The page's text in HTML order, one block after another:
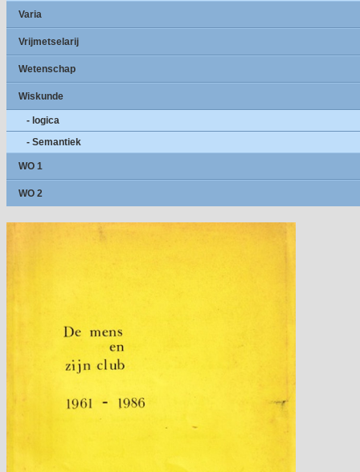
Varia
Vrijmetselarij
Wetenschap
Wiskunde
- logica
- Semantiek
WO 1
WO 2